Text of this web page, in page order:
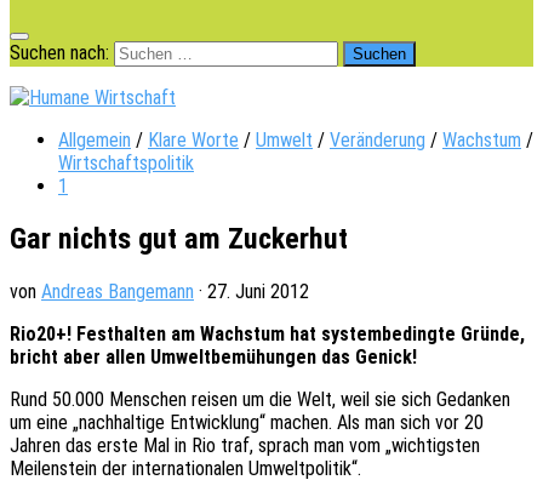
Suchen nach:
Allgemein / Klare Worte / Umwelt / Veränderung / Wachstum /
Wirtschaftspolitik
1
Gar nichts gut am Zuckerhut
von Andreas Bangemann · 27. Juni 2012
Rio20+! Fest­hal­ten am Wachs­tum hat system­be­ding­te Gründe,
bricht aber allen Umwelt­be­mü­hun­gen das Genick!
Rund 50.000 Menschen reisen um die Welt, weil sie sich Gedan­ken
um eine „nach­hal­ti­ge Entwick­lung“ machen. Als man sich vor 20
Jahren das erste Mal in Rio traf, sprach man vom „wich­tigs­ten
Meilen­stein der inter­na­tio­na­len Umweltpolitik“.